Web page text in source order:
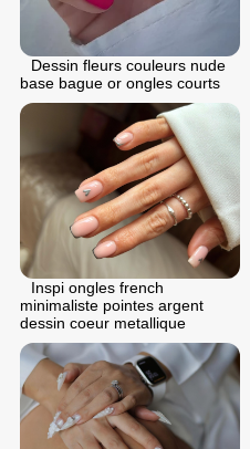
Dessin fleurs couleurs nude
base bague or ongles courts
Inspi ongles french
minimaliste pointes argent
dessin coeur metallique